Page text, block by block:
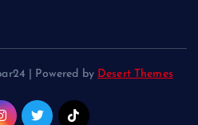
| Powered by Desert Themes